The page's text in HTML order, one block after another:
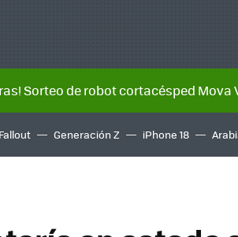
Sorteo de robot cortacésped Mova
Fallout Generación Z iPhone 18